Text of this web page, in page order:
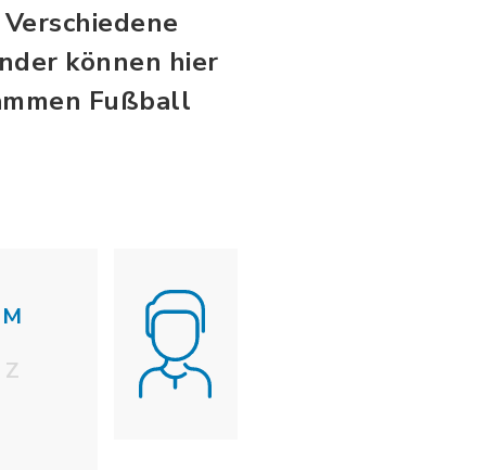
können hier
Fußball
M
Z